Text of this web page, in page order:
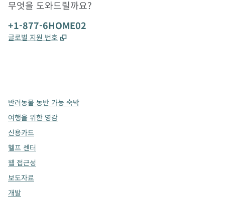
무엇을 도와드릴까요?
전화:
+1-877-6HOME02
글로벌 지원 번호 ,
반려동물 동반 가능 숙박
여행을 위한 영감
신용카드
헬프 센터
웹 접근성
보도자료
개발